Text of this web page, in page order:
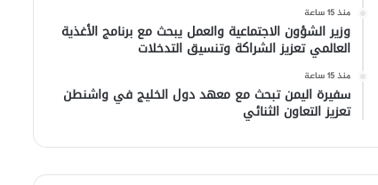
منذ 15 ساعة
وزير الشؤون الاجتماعية والعمل يبحث مع برنامج الأغذية
العالمي تعزيز الشراكة وتنسيق التدخلات
منذ 15 ساعة
سفيرة اليمن تبحث مع معهد دول الخليج في واشنطن
تعزيز التعاون الثنائي